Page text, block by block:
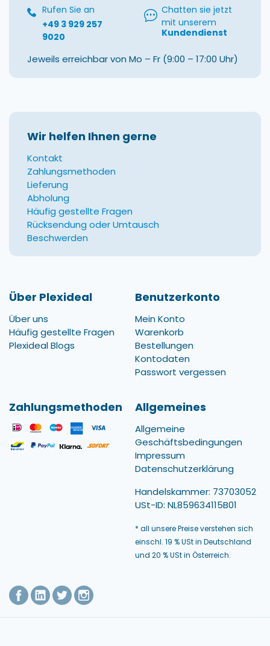
Rufen Sie an
+49 3 929 257
9020
Chatten sie jetzt
mit unserem
Kundendienst
Jeweils erreichbar von Mo – Fr (9:00 – 17:00 Uhr)
Wir helfen Ihnen gerne
Kontakt
Zahlungsmethoden
Lieferung
Abholung
Häufig gestellte Fragen
Rücksendung oder Umtausch
Beschwerden
Über Plexideal
Über uns
Häufig gestellte Fragen
Plexideal Blogs
Benutzerkonto
Mein Konto
Warenkorb
Bestellungen
Kontodaten
Passwort vergessen
Zahlungsmethoden Allgemeines
Allgemeine
Geschäftsbedingungen
Impressum
Datenschutzerklärung
Handelskammer: 73703052
USt-ID: NL859634115B01
* all unsere Preise verstehen sich
einschl. 19 % USt in Deutschland
und 20 % USt in Österreich.